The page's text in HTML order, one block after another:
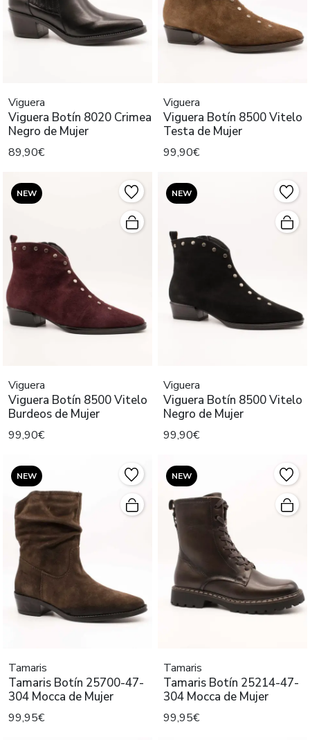
Viguera
Viguera Botín 8020 Crimea
Negro de Mujer
89,90€
Viguera
Viguera Botín 8500 Vitelo
Testa de Mujer
99,90€
NEW
Viguera
Viguera Botín 8500 Vitelo
Burdeos de Mujer
99,90€
NEW
Viguera
Viguera Botín 8500 Vitelo
Negro de Mujer
99,90€
NEW
Tamaris
Tamaris Botín 25700-47-
304 Mocca de Mujer
99,95€
NEW
Tamaris
Tamaris Botín 25214-47-
304 Mocca de Mujer
99,95€